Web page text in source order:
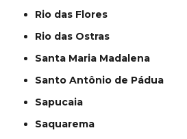
Rio das Flores
Rio das Ostras
Santa Maria Madalena
Santo Antônio de Pádua
Sapucaia
Saquarema